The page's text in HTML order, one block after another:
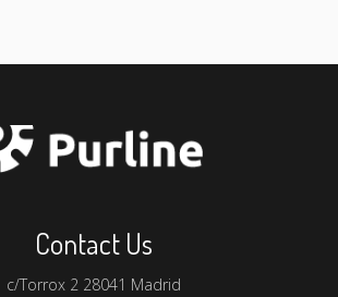
Contact Us
c/Torrox 2 28041 Madrid